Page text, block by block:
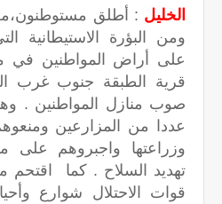
الخليل : أطلق
ومن البؤرة الاستيطانية
على أراض المواطنين في
قرية الطبقة جنوب غرب
صوب منازل المواطنين .
عددا من المزارعين
وزراعتها واجبروهم على
تهديد السلاح . كما اقتحم
قوات الاحتلال شوارع